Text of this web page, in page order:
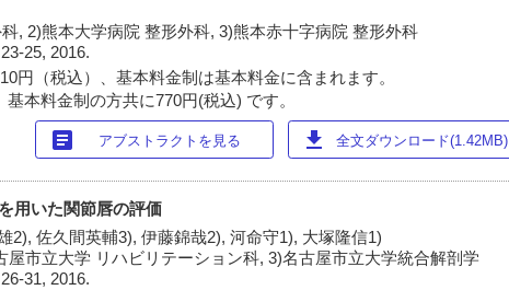
, 2)熊本大学病院 整形外科, 3)熊本赤十字病院 整形外科
23-25, 2016.
円（税込）、基本料金制は基本料金に含まれます。
本料金制の方共に770円(税込) です。
article アブストラクトを見る download 全文ダウンロード(1.42MB)
用いた関節唇の評価
2), 佐久間英輔3), 伊藤錦哉2), 河命守1), 大塚隆信1)
屋市立大学 リハビリテーション科, 3)名古屋市立大学統合解剖学
26-31, 2016.